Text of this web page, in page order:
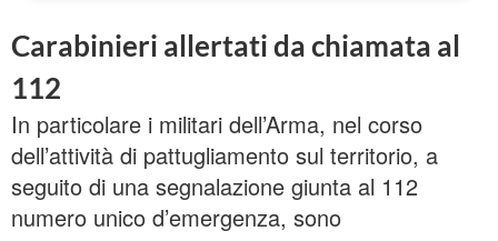
Carabinieri allertati da chiamata al
112
In particolare i militari dell’Arma, nel corso
dell’attività di pattugliamento sul territorio, a
seguito di una segnalazione giunta al 112
numero unico d’emergenza, sono